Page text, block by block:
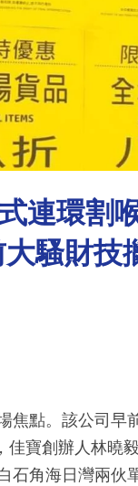
連環割
大騷財技
焦點。該公司早
寶創辦人林曉
石角海日灣兩伙